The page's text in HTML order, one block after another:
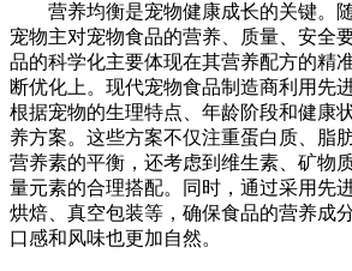
营养均衡是宠物健康成长的关键。随
宠物主对宠物食品的营养、质量、安全
品的科学化主要体现在其营养配方的精
断优化上。现代宠物食品制造商利用先
根据宠物的生理特点、年龄阶段和健康
养方案。这些方案不仅注重蛋白质、脂
营养素的平衡，还考虑到维生素、矿物
量元素的合理搭配。同时，通过采用先
烘焙、真空包装等，确保食品的营养成
口感和风味也更加自然。